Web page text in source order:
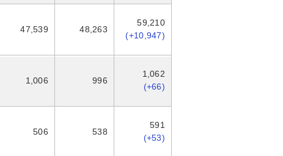
47,539 48,263
59,210
(+10,947)
1,006 996
1,062
(+66)
506 538
591
(+53)